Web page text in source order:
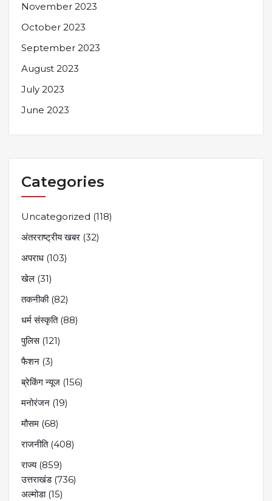
November 2023
October 2023
September 2023
August 2023
July 2023
June 2023
Categories
Uncategorized (118)
अंतरराष्ट्रीय खबर (32)
अपराध (103)
खेल (31)
तकनीकी(82)
धर्म संस्कृति(88)
पुलिस(121)
फैशन (3)
ब्रेकिंग न्यूज (156)
मनोरंजन (19)
मौसम (68)
राजनीति(408)
राज्य(859)
उत्तराखंड(736)
अल्मोडा(15)